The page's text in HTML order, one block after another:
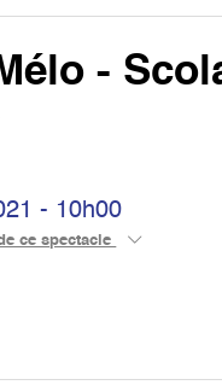
-
- 10h00
ce spectacle